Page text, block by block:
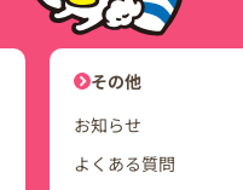
ユーザーナビゲーショ
その他
お知らせ
よくある質問